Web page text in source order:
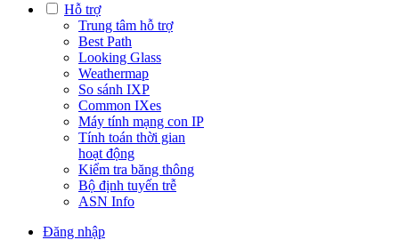
Hỗ trợ
Trung tâm hỗ trợ
Best Path
Looking Glass
Weathermap
So sánh IXP
Common IXes
Máy tính mạng con IP
Tính toán thời gian
hoạt động
Kiểm tra băng thông
Bộ định tuyến trễ
ASN Info
Đăng nhập